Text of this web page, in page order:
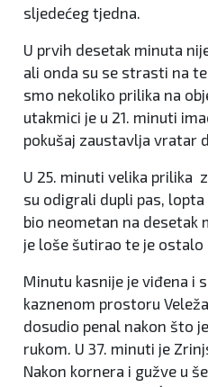
sljedećeg tjedna.
U prvih desetak minuta
ali onda su se strasti na
smo nekoliko prilika na
utakmici je u 21. minuti
pokušaj zaustavlja vratar
U 25. minuti velika prilika
su odigrali dupli pas,
bio neometan na desetak
je loše šutirao te je ostalo
Minutu kasnije je viđena i
kaznenom prostoru
dosudio penal nakon što
rukom. U 37. minuti je
Nakon kornera i gužve u